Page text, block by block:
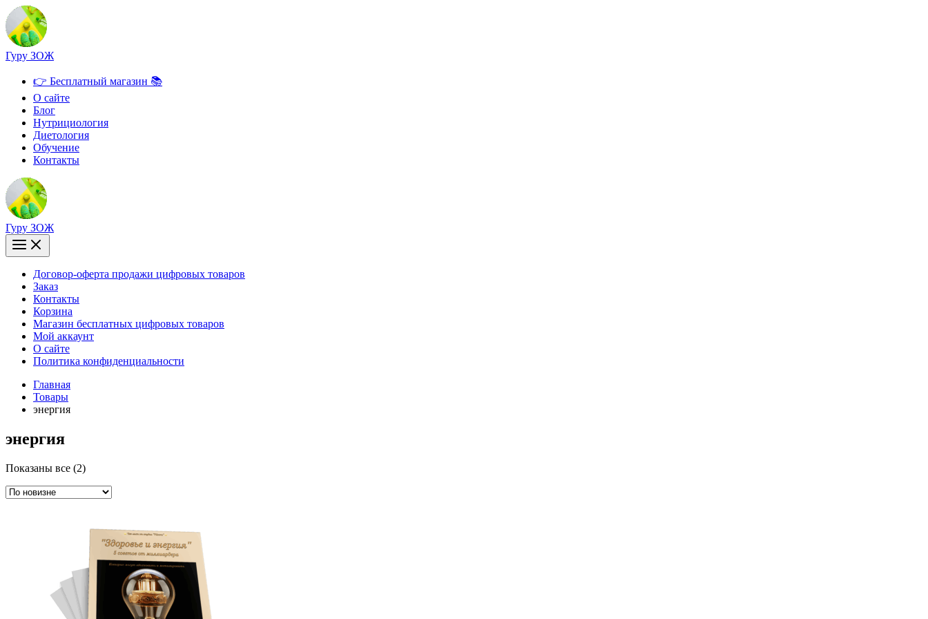
Перейти
к
содержимому
Гуру ЗОЖ
👉 Бесплатный магазин 📚
О сайте
Блог
Нутрициология
Диетология
Обучение
Контакты
Гуру ЗОЖ
Договор-оферта продажи цифровых товаров
Заказ
Контакты
Корзина
Магазин бесплатных цифровых товаров
Мой аккаунт
О сайте
Политика конфиденциальности
Главная
Товары
энергия
энергия
Показаны все (2)Сортировка:
недавние